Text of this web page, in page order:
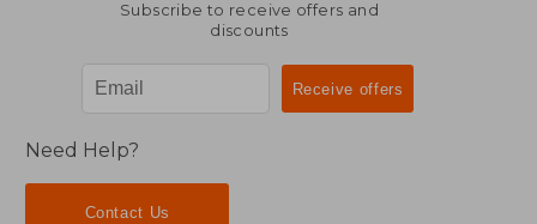
Subscribe to receive offers and
discounts
Need Help?
Contact Us